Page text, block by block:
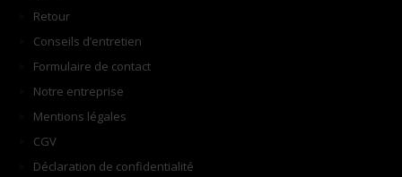
Retour
Conseils d’entretien
Formulaire de contact
Notre entreprise
Mentions légales
CGV
Déclaration de confidentialité